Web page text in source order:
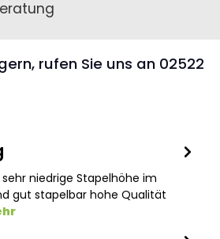
rufen Sie uns an 02522
niedrige Stapelhöhe im
gut stapelbar hohe Qualität